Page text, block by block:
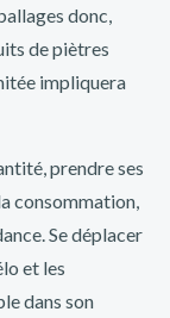
de
simplemente
de promociones
a la
las ventajas
donc,
de piètres
impliquera
prendre ses
consommation,
Se déplacer
et les
dans son